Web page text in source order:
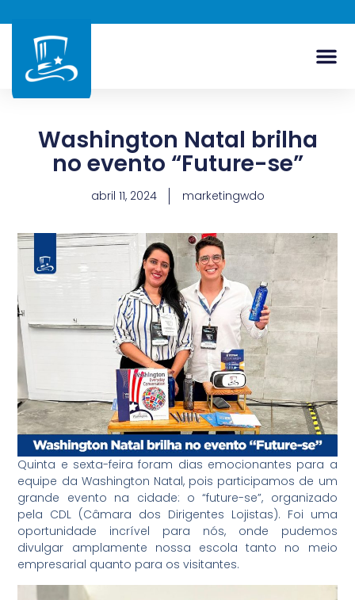
Washington Natal brilha
no evento “Future-se”
abril 11, 2024 marketingwdo
Quinta e sexta-feira foram dias emocionantes para a
equipe da Washington Natal, pois participamos de um
grande evento na cidade: o “future-se”, organizado
pela CDL (Câmara dos Dirigentes Lojistas). Foi uma
oportunidade incrível para nós, onde pudemos
divulgar amplamente nossa escola tanto no meio
empresarial quanto para os visitantes.